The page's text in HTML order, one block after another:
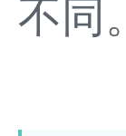
不同。